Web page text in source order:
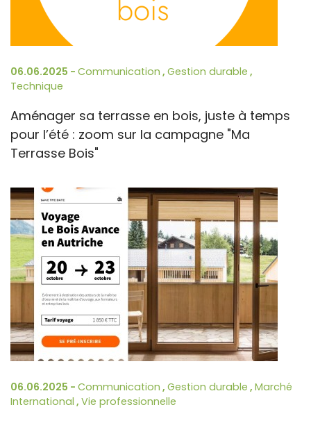
06.06.2025 - Communication , Gestion durable ,
Technique
Aménager sa terrasse en bois, juste à temps
pour l’été : zoom sur la campagne "Ma
Terrasse Bois"
06.06.2025 - Communication , Gestion durable , Marché
International , Vie professionnelle